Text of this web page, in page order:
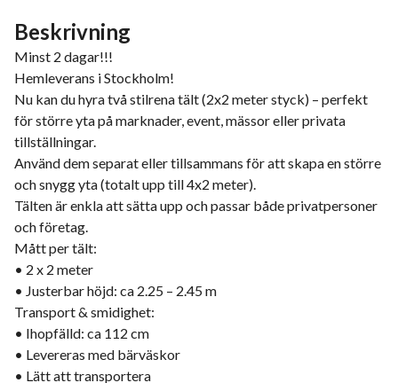
Beskrivning
Minst 2 dagar!!!
Hemleverans i Stockholm!
Nu kan du hyra två stilrena tält (2x2 meter styck) – perfekt
för större yta på marknader, event, mässor eller privata
tillställningar.
Använd dem separat eller tillsammans för att skapa en större
och snygg yta (totalt upp till 4x2 meter).
Tälten är enkla att sätta upp och passar både privatpersoner
och företag.
Mått per tält:
• 2 x 2 meter
• Justerbar höjd: ca 2.25 – 2.45 m
Transport & smidighet:
• Ihopfälld: ca 112 cm
• Levereras med bärväskor
• Lätt att transportera